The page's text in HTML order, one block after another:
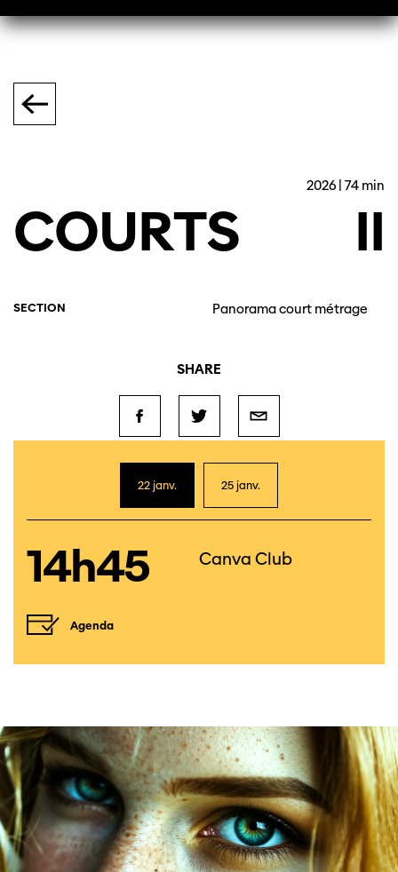
2026 | 74 min
COURTS II
SECTION Panorama court métrage
SHARE
22 janv. 25 janv.
14h45 Canva Club
Agenda